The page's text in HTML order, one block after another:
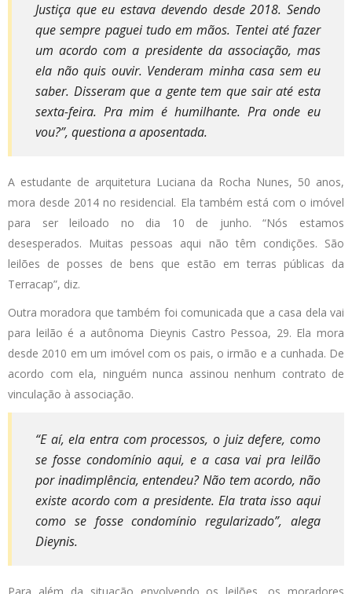
Justiça que eu estava devendo desde 2018. Sendo
que sempre paguei tudo em mãos. Tentei até fazer
um acordo com a presidente da associação, mas
ela não quis ouvir. Venderam minha casa sem eu
saber. Disseram que a gente tem que sair até esta
sexta-feira. Pra mim é humilhante. Pra onde eu
vou?”, questiona a aposentada.
A estudante de arquitetura Luciana da Rocha Nunes, 50 anos,
mora desde 2014 no residencial. Ela também está com o imóvel
para ser leiloado no dia 10 de junho. “Nós estamos
desesperados. Muitas pessoas aqui não têm condições. São
leilões de posses de bens que estão em terras públicas da
Terracap”, diz.
Outra moradora que também foi comunicada que a casa dela vai
para leilão é a autônoma Dieynis Castro Pessoa, 29. Ela mora
desde 2010 em um imóvel com os pais, o irmão e a cunhada. De
acordo com ela, ninguém nunca assinou nenhum contrato de
vinculação à associação.
“E aí, ela entra com processos, o juiz defere, como
se fosse condomínio aqui, e a casa vai pra leilão
por inadimplência, entendeu? Não tem acordo, não
existe acordo com a presidente. Ela trata isso aqui
como se fosse condomínio regularizado”, alega
Dieynis.